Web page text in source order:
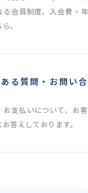
る会員制度。入会費・年
。
る質問・お問い
お支払いについて、お
答えしております。